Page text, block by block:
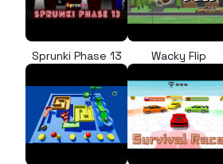
Sprunki Phase 13 Wacky Flip